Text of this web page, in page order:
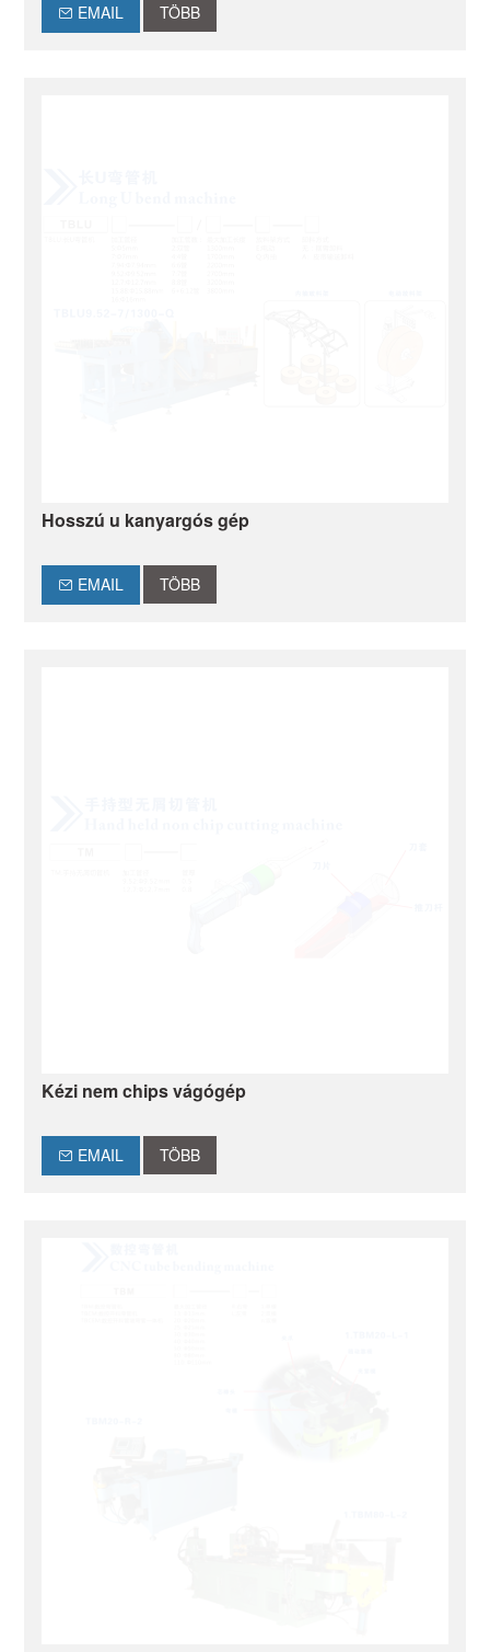
EMAIL TÖBB
Hosszú u kanyargós gép
EMAIL TÖBB
Kézi nem chips vágógép
EMAIL TÖBB